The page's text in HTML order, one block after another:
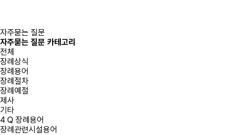
자주묻는 질문
자주묻는 질문 카테고리
전체
장례상식
장례용어
장례절차
장례예절
제사
기타
4 Q 장례용어
장례관련시설용어